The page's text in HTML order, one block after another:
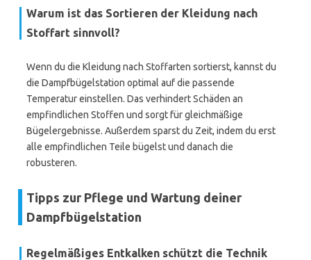
Warum ist das Sortieren der Kleidung nach
Stoffart sinnvoll?
Wenn du die Kleidung nach Stoffarten sortierst, kannst du
die Dampfbügelstation optimal auf die passende
Temperatur einstellen. Das verhindert Schäden an
empfindlichen Stoffen und sorgt für gleichmäßige
Bügelergebnisse. Außerdem sparst du Zeit, indem du erst
alle empfindlichen Teile bügelst und danach die
robusteren.
Tipps zur Pflege und Wartung deiner
Dampfbügelstation
Regelmäßiges Entkalken schützt die Technik